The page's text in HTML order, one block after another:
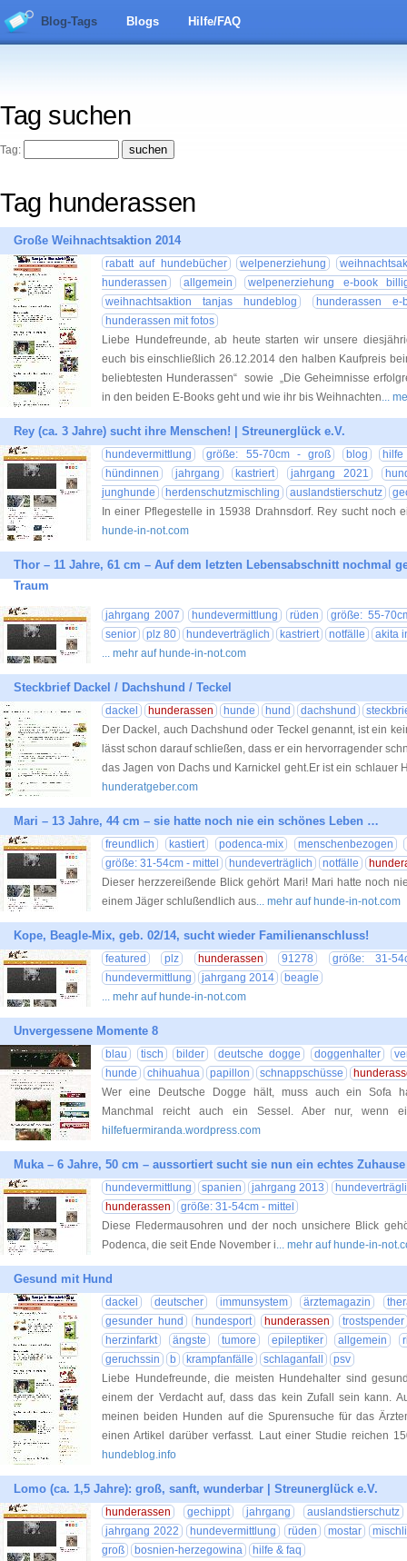
Blog-Tags Blogs Hilfe/FAQ
Tag suchen
Tag:
Tag hunderassen
Große Weihnachtsaktion 2014
rabatt auf hundebücher welpenerziehung
hunderassen
allgemein
welpenerziehung e-book
weihnachtsaktion tanjas hundeblog
hunderassen e-
hunderassen mit fotos
Liebe Hundefreunde, ab heute starten wir unsere
euch bis einschließlich 26.12.2014 den halben Kaufpreis
beliebtesten Hunderassen“ sowie „Die Geheimnisse
in den beiden E-Books geht und wie ihr bis Weihnachten...
Rey (ca. 3 Jahre) sucht ihre Menschen! | Streunerglück e.V.
hundevermittlung größe: 55-70cm - groß blog
hündinnen
jahrgang kastriert jahrgang 2021
junghunde
herdenschutzmischling auslandstierschutz
In einer Pflegestelle in 15938 Drahnsdorf. Rey sucht noch
hunde-in-not.com
Thor – 11 Jahre, 61 cm – Auf dem letzten Lebensabschnitt nochmal
Traum
jahrgang 2007 hundevermittlung rüden
größe: 55-
senior
plz 80 hundeverträglich kastriert notfälle
akita
... mehr auf hunde-in-not.com
Steckbrief Dackel / Dachshund / Teckel
dackel hunderassen hunde hund dachshund
Der Dackel, auch Dachshund oder Teckel genannt, ist ein
lässt schon darauf schließen, dass er ein hervorragender
das Jagen von Dachs und Karnickel geht.Er ist ein schlauer
hunderatgeber.com
Mari – 13 Jahre, 44 cm – sie hatte noch nie ein schönes Leben …
freundlich kastiert podenca-mix
menschenbezogen
größe: 31-54cm - mittel
hundeverträglich notfälle
Dieser herzzereißende Blick gehört Mari! Mari hatte noch
einem Jäger schlußendlich aus... mehr auf hunde-in-not.com
Kope, Beagle-Mix, geb. 02/14, sucht wieder Familienanschluss!
featured plz hunderassen 91278
größe: 31-
hundevermittlung
jahrgang 2014
beagle
... mehr auf hunde-in-not.com
Unvergessene Momente 8
blau tisch bilder deutsche dogge doggenhalter
hunde
chihuahua papillon schnappschüsse
Wer eine Deutsche Dogge hält, muss auch ein Sofa
Manchmal reicht auch ein Sessel. Aber nur, wenn
hilfefuermiranda.wordpress.com
Muka – 6 Jahre, 50 cm – aussortiert sucht sie nun ein echtes Zuhause
hundevermittlung spanien jahrgang 2013
hunderassen
größe: 31-54cm - mittel
Diese Fledermausohren und der noch unsichere Blick
Podenca, die seit Ende November i... mehr auf hunde-in-
Gesund mit Hund
dackel deutscher immunsystem ärztemagazin
gesunder hund
hundesport hunderassen
trostspender
herzinfarkt
ängste tumore epileptiker allgemein
geruchssin
b krampfanfälle schlaganfall
psv
Liebe Hundefreunde, die meisten Hundehalter sind
einem der Verdacht auf, dass das kein Zufall sein kann.
meinen beiden Hunden auf die Spurensuche für das
einen Artikel darüber verfasst. Laut einer Studie reichen
hundeblog.info
Lomo (ca. 1,5 Jahre): groß, sanft, wunderbar | Streunerglück e.V.
hunderassen gechippt jahrgang
auslandstierschutz
jahrgang 2022
hundevermittlung rüden mostar
groß
bosnien-herzegowina
hilfe & faq